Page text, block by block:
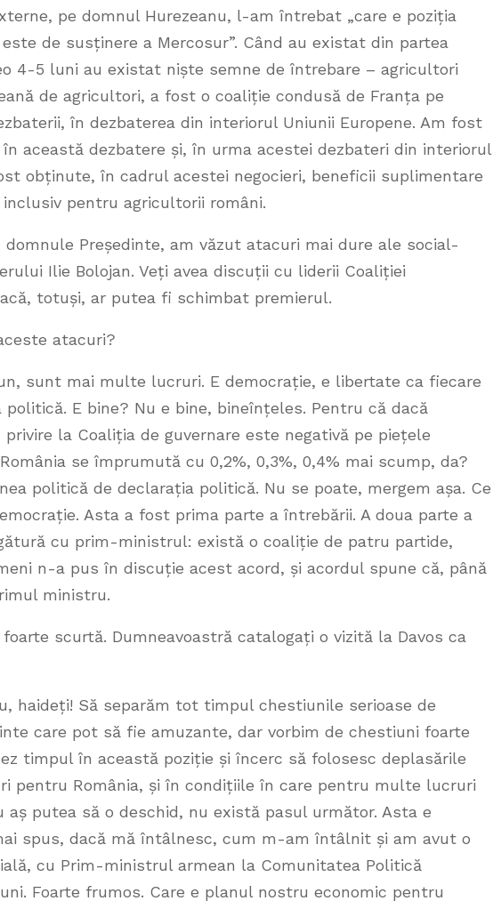
pe domnul Hurezeanu, l-am întrebat „care e poziția
este de susținere a Mercosur”. Când au existat din partea
4-5 luni au existat niște semne de întrebare – agricultori
de agricultori, a fost o coaliție condusă de Franța pe
în dezbaterea din interiorul Uniunii Europene. Am fost
această dezbatere și, în urma acestei dezbateri din interiorul
obținute, în cadrul acestei negocieri, beneficii suplimentare
pentru agricultorii români.
domnule Președinte, am văzut atacuri mai dure ale social-
Ilie Bolojan. Veți avea discuții cu liderii Coaliției
totuși, ar putea fi schimbat premierul.
atacuri?
sunt mai multe lucruri. E democrație, e libertate ca fiecare
E bine? Nu e bine, bineînțeles. Pentru că dacă
la Coaliția de guvernare este negativă pe piețele
se împrumută cu 0,2%, 0,3%, 0,4% mai scump, da?
politică de declarația politică. Nu se poate, mergem așa. Ce
Asta a fost prima parte a întrebării. A doua parte a
cu prim-ministrul: există o coaliție de patru partide,
n-a pus în discuție acest acord, și acordul spune că, până
ministru.
scurtă. Dumneavoastră catalogați o vizită la Davos ca
haideți! Să separăm tot timpul chestiunile serioase de
care pot să fie amuzante, dar vorbim de chestiuni foarte
timpul în această poziție și încerc să folosesc deplasările
pentru România, și în condițiile în care pentru multe lucruri
aș putea să o deschid, nu există pasul următor. Asta e
spus, dacă mă întâlnesc, cum m-am întâlnit și am avut o
cu Prim-ministrul armean la Comunitatea Politică
Foarte frumos. Care e planul nostru economic pentru